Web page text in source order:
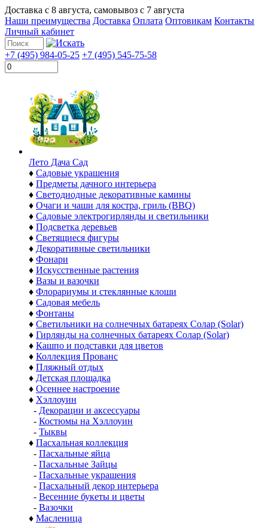
Доставка с 8 августа, самовывоз с 7 августа
Наши преимущества Доставка Оплата Оптовикам Контакты
Личный кабинет
+7 (495) 984-05-25 +7 (495) 545-75-58
Лето Дача Сад
♦ Садовые украшения
♦ Предметы дачного интерьера
♦ Светодиодные декоративные камины
♦ Очаги и чаши для костра, гриль (BBQ)
♦ Садовые электрогирлянды и светильники
♦ Подсветка деревьев
♦ Светящиеся фигуры
♦ Декоративные светильники
♦ Фонари
♦ Искусственные растения
♦ Вазы и вазочки
♦ Флорариумы и стеклянные клоши
♦ Садовая мебель
♦ Фонтаны
♦ Светильники на солнечных батареях Солар (Solar)
♦ Гирлянды на солнечных батареях Солар (Solar)
♦ Кашпо и подставки для цветов
♦ Коллекция Прованс
♦ Пляжный отдых
♦ Детская площадка
♦ Осеннее настроение
♦ Хэллоуин
- Декорации и аксессуары
- Костюмы на Хэллоуин
- Тыквы
♦ Пасхальная коллекция
- Пасхальные яйца
- Пасхальные Зайцы
- Пасхальные украшения
- Пасхальный декор интерьера
- Весенние букеты и цветы
- Вазочки
♦ Масленица